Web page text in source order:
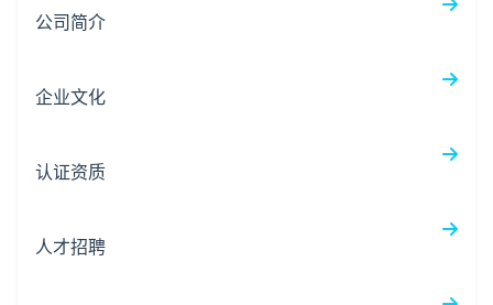
公司简介
企业文化
认证资质
人才招聘